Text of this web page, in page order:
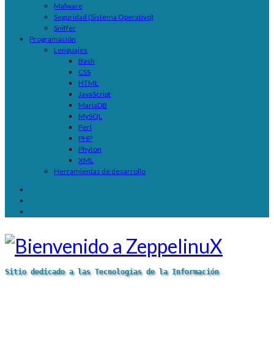
Malware
Seguridad (Sistema Operativo)
Sniffer
Programación
Lenguajes
Bash
CSS
HTML
JavaScript
MariaDB
MySQL
Perl
PHP
Phyton
XML
Herramientas de desarrollo
Sitio dedicado a las Tecnologías de la Información